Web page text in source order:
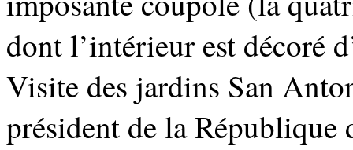
dont l’intérieur est décoré
Visite des jardins San
président de la République